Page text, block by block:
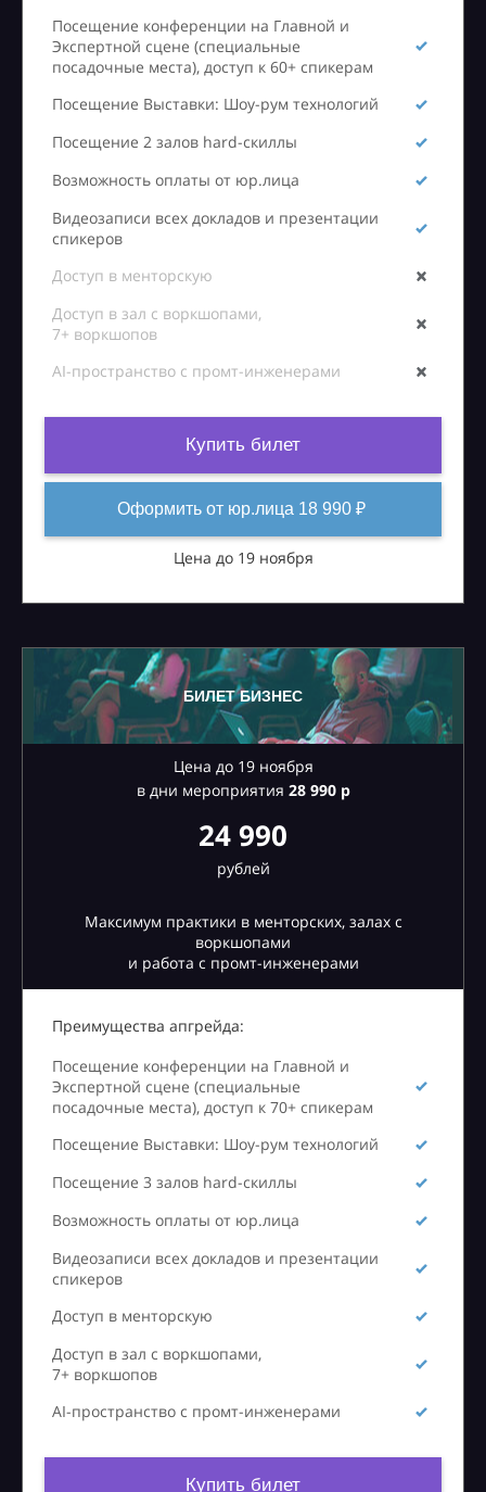
Посещение конференции на Главной и
Экспертной сцене (специальные
посадочные места), доступ к 60+ спикерам
Посещение Выставки: Шоу-рум технологий
Посещение 2 залов hard-скиллы
Возможность оплаты от юр.лица
Видеозаписи всех докладов и презентации
спикеров
Доступ в менторскую
Доступ в зал с воркшопами,
7+ воркшопов
AI-пространство с промт-инженерами
Купить билет
Оформить от юр.лица 18 990 ₽
Цена до 19 ноября
БИЛЕТ БИЗНЕС
Цена до 19 ноября
в дни мероприятия 28990 р
24 990
рублей
Максимум практики в менторских, залах с
воркшопами
и работа с промт-инженерами
Преимущества апгрейда:
Посещение конференции на Главной и
Экспертной сцене (специальные
посадочные места), доступ к 70+ спикерам
Посещение Выставки: Шоу-рум технологий
Посещение 3 залов hard-скиллы
Возможность оплаты от юр.лица
Видеозаписи всех докладов и презентации
спикеров
Доступ в менторскую
Доступ в зал с воркшопами,
7+ воркшопов
AI-пространство с промт-инженерами
Купить билет